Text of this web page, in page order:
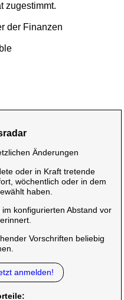
zugestimmt.
der Finanzen
Änderungen
oder in Kraft tretende
wöchentlich oder in dem
haben.
konfigurierten Abstand vor
Vorschriften beliebig
anmelden!